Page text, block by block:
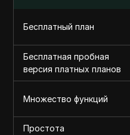
Бесплатный план
Бесплатная пробная
версия платных планов
Множество функций
Простота